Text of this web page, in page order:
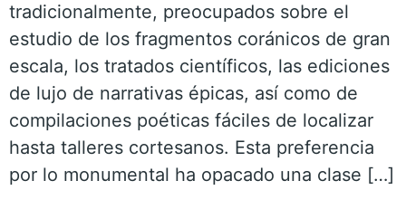
tradicionalmente, preocupados sobre el
estudio de los fragmentos coránicos de gran
escala, los tratados científicos, las ediciones
de lujo de narrativas épicas, así como de
compilaciones poéticas fáciles de localizar
hasta talleres cortesanos. Esta preferencia
por lo monumental ha opacado una clase […]